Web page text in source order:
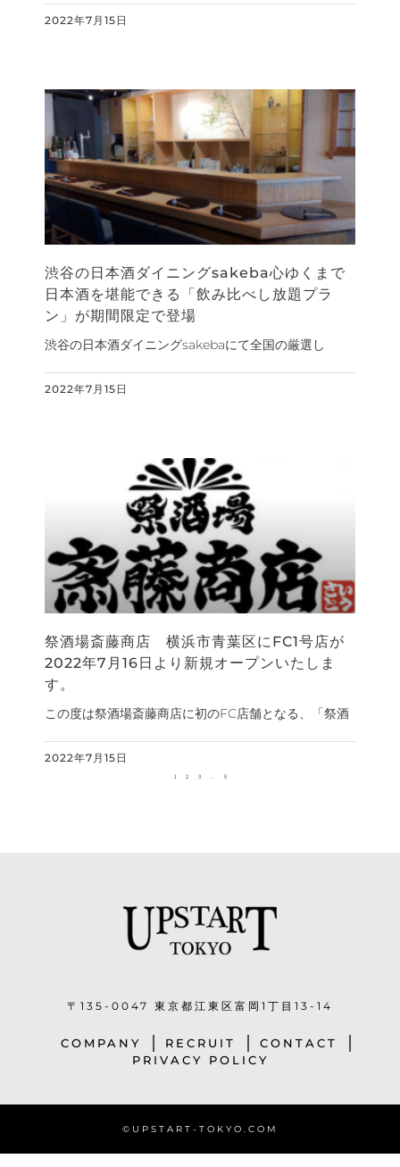
2022年7月15日
渋谷の日本酒ダイニングsakeba心ゆくまで
日本酒を堪能できる「飲み比べし放題プラ
ン」が期間限定で登場
渋谷の日本酒ダイニングsakebaにて全国の厳選し
2022年7月15日
祭酒場斎藤商店 横浜市青葉区にFC1号店が
2022年7月16日より新規オープンいたしま
す。
この度は祭酒場斎藤商店に初のFC店舗となる、「祭酒
2022年7月15日
1 2 3 … 5
〒135-0047 東京都江東区富岡1丁目13-14
COMPANY RECRUIT
CONTACT
PRIVACY POLICY
©︎UPSTART-TOKYO.COM